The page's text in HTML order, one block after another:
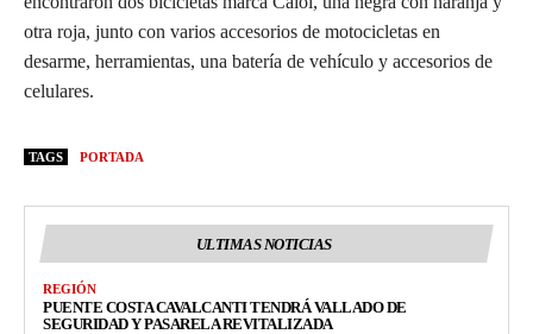
otra roja, junto con varios accesorios de motocicletas en
desarme, herramientas, una batería de vehículo y accesorios de
celulares.
TAGS PORTADA
ULTIMAS NOTICIAS
REGIÓN
PUENTE COSTA CAVALCANTI TENDRÁ VALLADO DE
SEGURIDAD Y PASARELA REVITALIZADA